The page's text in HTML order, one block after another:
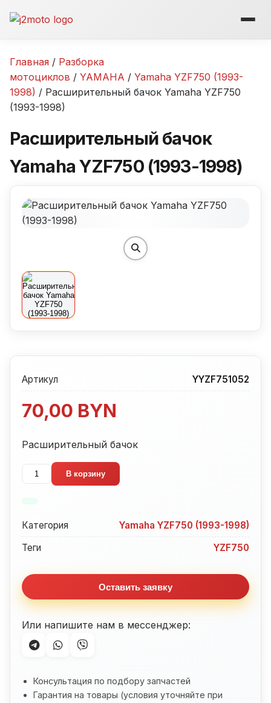
Главная / Разборка
мотоциклов / YAMAHA / Yamaha YZF750 (1993-
1998) / Расширительный бачок Yamaha YZF750
(1993-1998)
Расширительный бачок
Yamaha YZF750 (1993-1998)
Артикул YYZF751052
70,00 BYN
Расширительный бачок
Количество
товара
Yamaha
YZF750
1998)
В корзину
Категория
Yamaha YZF750 (1993-1998)
Теги
YZF750
Оставить заявку
Или напишите нам в мессенджер:
Консультация по подбору запчастей
Гарантия на товары (условия уточняйте при